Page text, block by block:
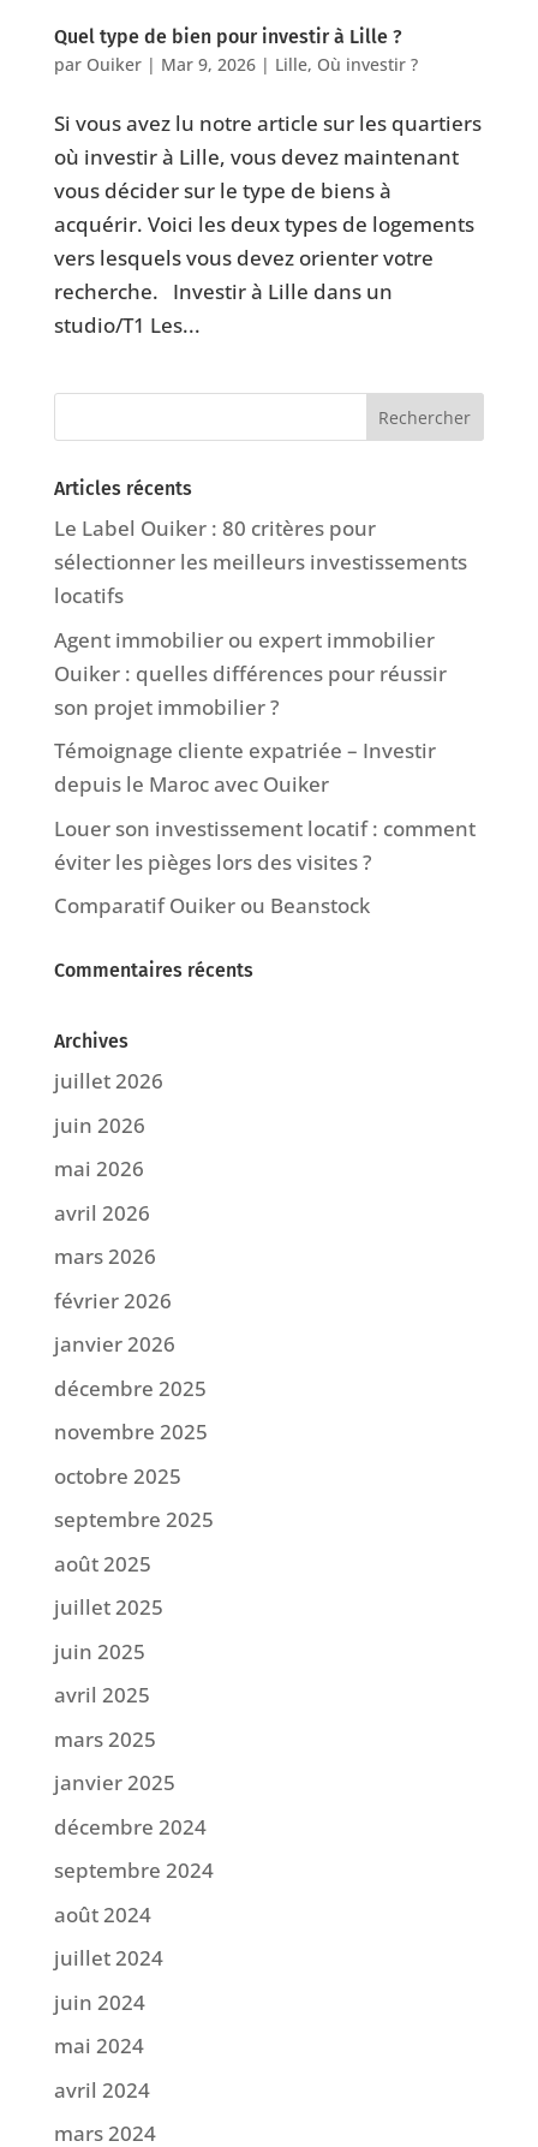
Quel type de bien pour investir à Lille ?
par Ouiker| Mar 9, 2026| Lille, Où investir ?
Si vous avez lu notre article sur les quartiers
où investir à Lille, vous devez maintenant
vous décider sur le type de biens à
acquérir. Voici les deux types de logements
vers lesquels vous devez orienter votre
recherche. Investir à Lille dans un
studio/T1 Les...
Articles récents
Le Label Ouiker : 80 critères pour
sélectionner les meilleurs investissements
locatifs
Agent immobilier ou expert immobilier
Ouiker : quelles différences pour réussir
son projet immobilier ?
Témoignage cliente expatriée – Investir
depuis le Maroc avec Ouiker
Louer son investissement locatif : comment
éviter les pièges lors des visites ?
Comparatif Ouiker ou Beanstock
Commentaires récents
Archives
juillet 2026
juin 2026
mai 2026
avril 2026
mars 2026
février 2026
janvier 2026
décembre 2025
novembre 2025
octobre 2025
septembre 2025
août 2025
juillet 2025
juin 2025
avril 2025
mars 2025
janvier 2025
décembre 2024
septembre 2024
août 2024
juillet 2024
juin 2024
mai 2024
avril 2024
mars 2024